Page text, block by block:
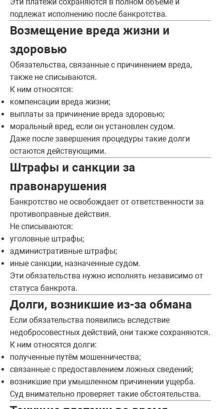
Эти платежи сохраняются в полном объёме и
подлежат исполнению после банкротства.
Возмещение вреда жизни и
здоровью
Обязательства, связанные с причинением вреда,
также не списываются.
К ним относятся:
компенсации вреда жизни;
выплаты за причинение вреда здоровью;
моральный вред, если он установлен судом.
Даже после завершения процедуры такие долги
остаются действующими.
Штрафы и санкции за
правонарушения
Банкротство не освобождает от ответственности за
противоправные действия.
Не списываются:
уголовные штрафы;
административные штрафы;
иные санкции, назначенные судом.
Эти обязательства нужно исполнять независимо от
статуса банкрота.
Долги, возникшие из-за обмана
Если обязательства появились вследствие
недобросовестных действий, они также сохраняются.
К ним относятся долги:
полученные путём мошенничества;
связанные с предоставлением ложных сведений;
возникшие при умышленном причинении ущерба.
Суд внимательно проверяет такие обстоятельства.